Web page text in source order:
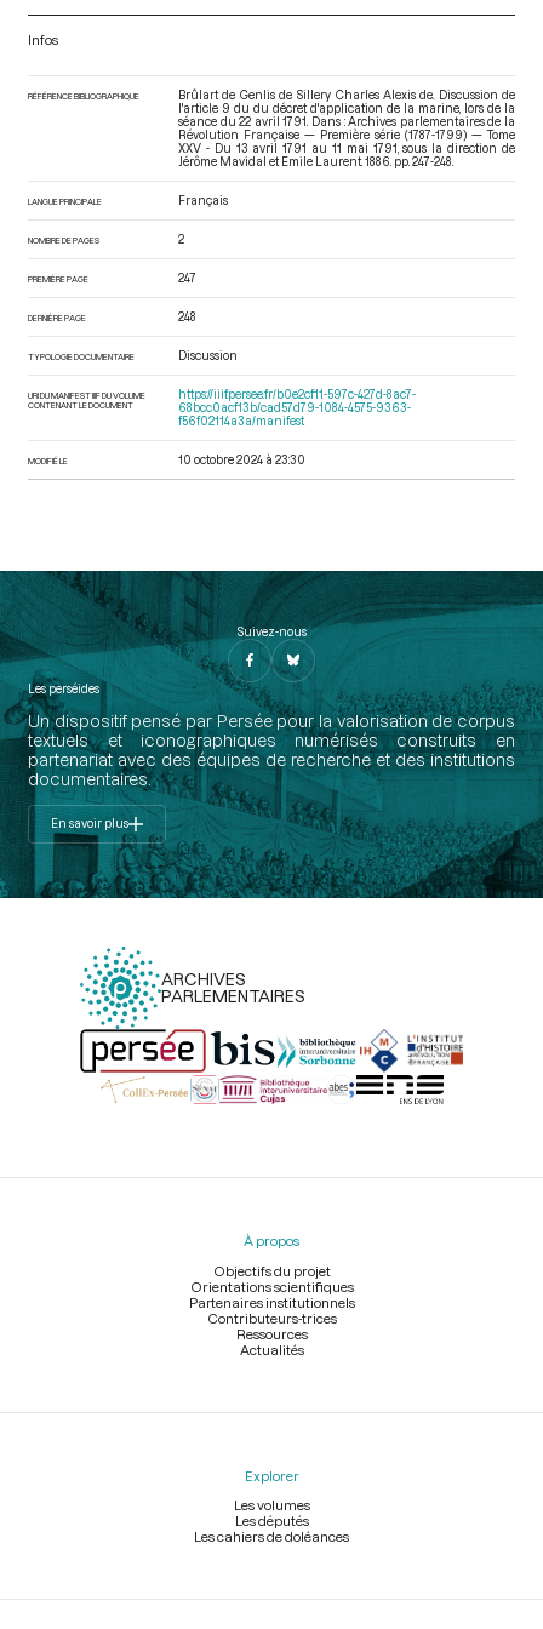
Infos
RÉFÉRENCE BIBLIOGRAPHIQUE
Brûlart de Genlis de Sillery Charles Alexis de. Discussion de
l'article 9 du du décret d'application de la marine, lors de la
séance du 22 avril 1791. Dans : Archives parlementaires de la
Révolution Française — Première série (1787-1799) — Tome
XXV - Du 13 avril 1791 au 11 mai 1791 , sous la direction de
Jérôme Mavidal et Emile Laurent. 1886. pp. 247-248.
LANGUE PRINCIPALE Français
NOMBRE DE PAGES 2
PREMIÈRE PAGE 247
DERNIÈRE PAGE 248
TYPOLOGIE DOCUMENTAIRE Discussion
URI DU MANIFEST IIIF DU VOLUME
CONTENANT LE DOCUMENT
https://iiif.persee.fr/b0e2cf11-597c-427d-8ac7-
68bcc0acf13b/cad57d79-1084-4575-9363-
f56f02114a3a/manifest
MODIFIÉ LE 10 octobre 2024 à 23:30
Suivez-nous
Les perséides
Un dispositif pensé par Persée pour la valorisation de corpus
textuels et iconographiques numérisés construits en
partenariat avec des équipes de recherche et des institutions
documentaires.
En savoir plus
ARCHIVES
PARLEMENTAIRES
Menu
À propos
Objectifs du projet
Orientations scientifiques
Partenaires institutionnels
Contributeurs-trices
Ressources
Actualités
Explorer
Les volumes
Les députés
Les cahiers de doléances